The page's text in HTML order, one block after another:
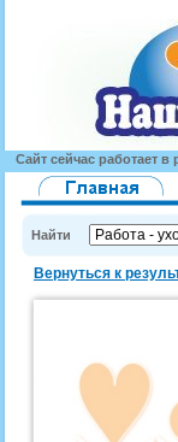
Сайт сейчас работает
Найти
Вернуться к